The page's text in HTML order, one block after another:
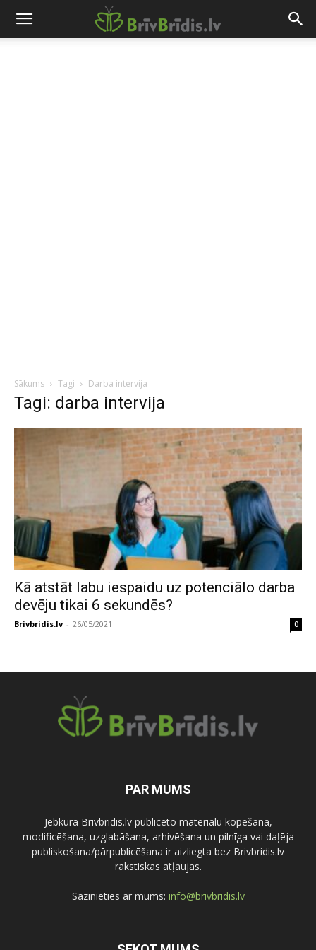
Sākums Tagi Darba intervija
Tagi: darba intervija
Kā atstāt labu iespaidu uz potenciālo darba
devēju tikai 6 sekundēs?
Brivbridis.lv - 26/05/2021 0
PAR MUMS
Jebkura Brivbridis.lv publicēto materiālu kopēšana,
modificēšana, uzglabāšana, arhivēšana un pilnīga vai daļēja
publiskošana/pārpublicēšana ir aizliegta bez Brivbridis.lv
rakstiskas atļaujas.
Sazinieties ar mums: info@brivbridis.lv